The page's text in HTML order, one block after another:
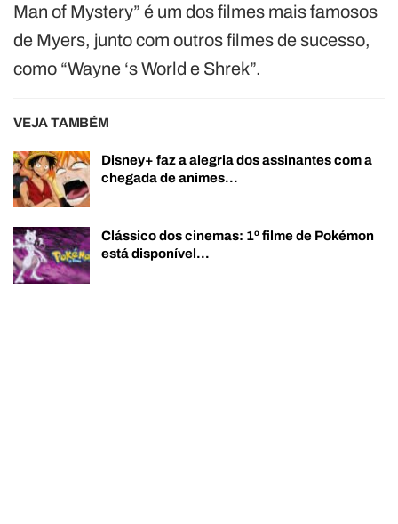
Man of Mystery” é um dos filmes mais famosos
de Myers, junto com outros filmes de sucesso,
como “Wayne ‘s World e Shrek”.
VEJA TAMBÉM
Disney+ faz a alegria dos assinantes com a
chegada de animes…
Clássico dos cinemas: 1º filme de Pokémon
está disponível…